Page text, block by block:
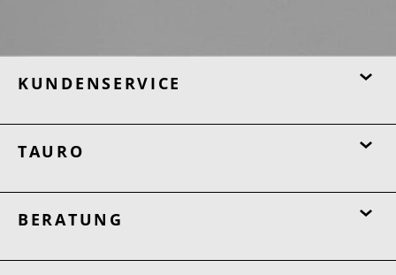
KUNDENSERVICE
TAURO
BERATUNG